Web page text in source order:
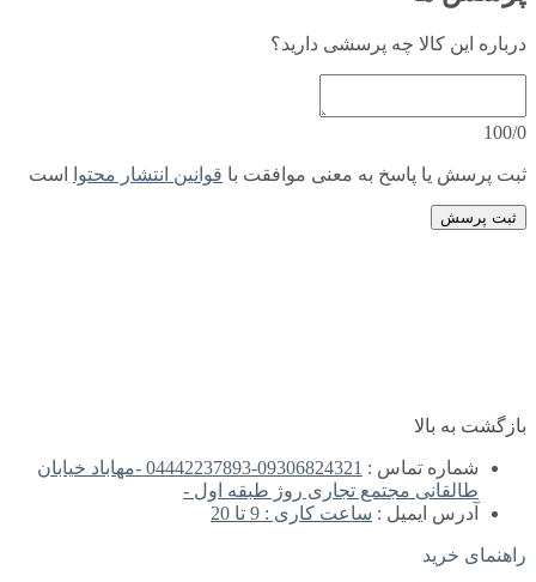
درباره این کالا چه پرسشی دارید؟
100/0
ثبت پرسش یا پاسخ به معنی موافقت با قوانین انتشار محتوا است
ثبت پرسش
بازگشت به بالا
شماره تماس :
09306824321-04442237893 -مهاباد خیابان
طالقانی مجتمع تجاری روژ طبقه اول -
آدرس ایمیل : ساعت کاری : 9 تا 20
راهنمای خرید